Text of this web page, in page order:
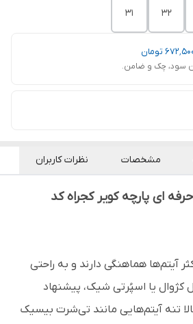
32
31
تومان
مشخصات نظرات کاربران
ای پارچه کویر کجراه کد
آیتم‌ها هماهنگی دارند و به راحتی
یا اسپُرتی شیک، پیشنهاد
تنه آیتم‌هایی مانند تی‌شرت بیسیک